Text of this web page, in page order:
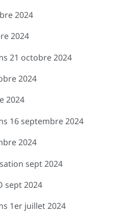
2024
2024
21 octobre 2024
2024
2024
16 septembre 2024
2024
sept 2024
sept 2024
1er juillet 2024